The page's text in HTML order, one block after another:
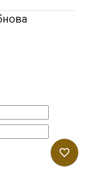
favorite_border